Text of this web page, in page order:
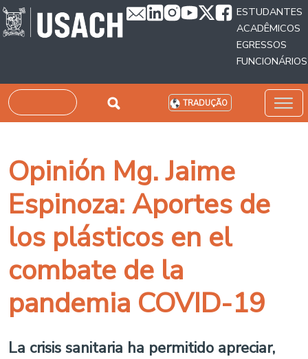
Passar para o conteúdo principal
ESTUDANTES
ACADÊMICOS
EGRESSOS
FUNCIONÁRIOS
Pesquisar TRADUÇÃO
Opinión Mg. Jaime
Espinoza: Aportes de
los plásticos en el
combate de la
pandemia COVID-19
La crisis sanitaria ha permitido apreciar,